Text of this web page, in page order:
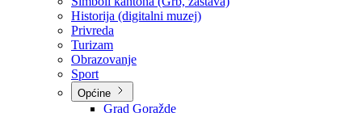
O kantonu
O kantonu
Simboli kantona (Grb, zastava)
Historija (digitalni muzej)
Privreda
Turizam
Obrazovanje